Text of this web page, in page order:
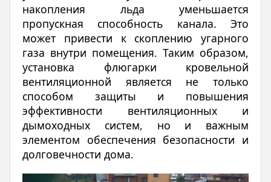
накопления льда уменьшается
пропускная способность канала. Это
может привести к скоплению угарного
газа внутри помещения. Таким образом,
установка флюгарки кровельной
вентиляционной является не только
способом защиты и повышения
эффективности вентиляционных и
дымоходных систем, но и важным
элементом обеспечения безопасности и
долговечности дома.